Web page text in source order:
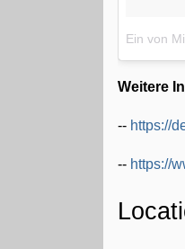
Ein von
Weitere
-- https://
-- https://